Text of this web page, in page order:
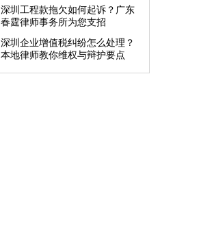
深圳工程款拖欠如何起诉？广东
春霆律师事务所为您支招
深圳企业增值税纠纷怎么处理？
本地律师教你维权与辩护要点